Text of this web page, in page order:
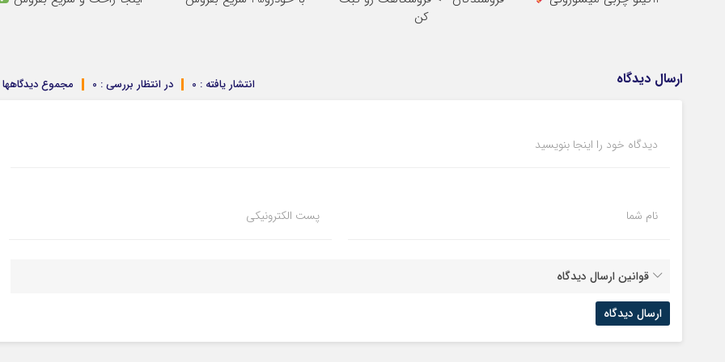
کن
ارسال دیدگاه مجموع دیدگاهها در انتظار بررسی : 0 انتشار یافته : 0
دیدگاه خود را اینجا بنویسید
نام شما پست الکترونیکی
قوانین ارسال دیدگاه